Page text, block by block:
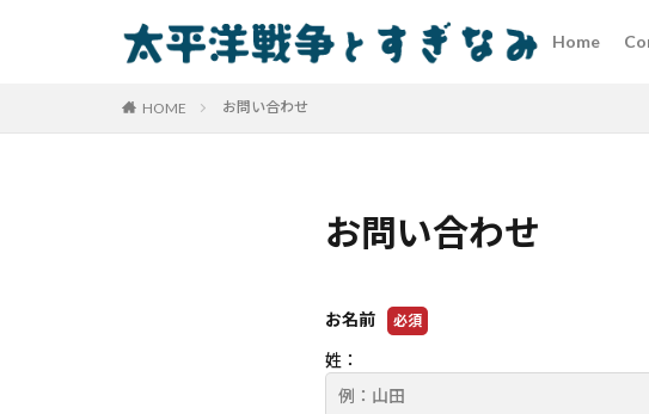
Home
HOME お問い合わせ
お問い合わせ
お名前 必須
姓：